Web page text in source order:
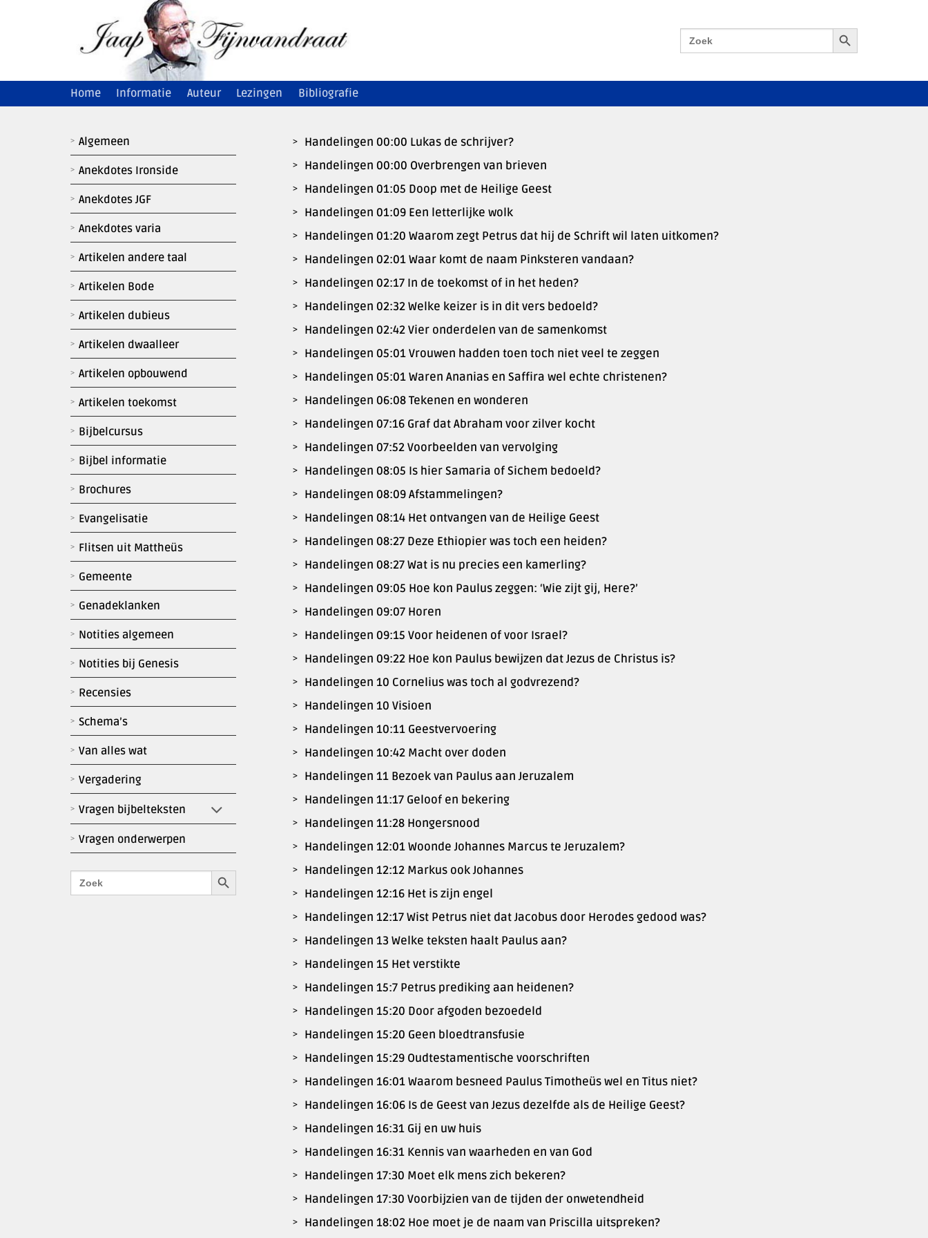
Zoek
naar:
Zoekknop
Home Informatie Auteur Lezingen Bibliografie
Algemeen
Anekdotes Ironside
Anekdotes JGF
Anekdotes varia
Artikelen andere taal
Artikelen Bode
Artikelen dubieus
Artikelen dwaalleer
Artikelen opbouwend
Artikelen toekomst
Bijbelcursus
Bijbel informatie
Brochures
Evangelisatie
Flitsen uit Mattheüs
Gemeente
Genadeklanken
Notities algemeen
Notities bij Genesis
Recensies
Schema’s
Van alles wat
Vergadering
Vragen bijbelteksten
Vragen onderwerpen
Zoek
naar:
Zoekknop
Handelingen 00:00 Lukas de schrijver?
Handelingen 00:00 Overbrengen van brieven
Handelingen 01:05 Doop met de Heilige Geest
Handelingen 01:09 Een letterlijke wolk
Handelingen 01:20 Waarom zegt Petrus dat hij de Schrift wil laten uitkomen?
Handelingen 02:01 Waar komt de naam Pinksteren vandaan?
Handelingen 02:17 In de toekomst of in het heden?
Handelingen 02:32 Welke keizer is in dit vers bedoeld?
Handelingen 02:42 Vier onderdelen van de samenkomst
Handelingen 05:01 Vrouwen hadden toen toch niet veel te zeggen
Handelingen 05:01 Waren Ananias en Saffira wel echte christenen?
Handelingen 06:08 Tekenen en wonderen
Handelingen 07:16 Graf dat Abraham voor zilver kocht
Handelingen 07:52 Voorbeelden van vervolging
Handelingen 08:05 Is hier Samaria of Sichem bedoeld?
Handelingen 08:09 Afstammelingen?
Handelingen 08:14 Het ontvangen van de Heilige Geest
Handelingen 08:27 Deze Ethiopier was toch een heiden?
Handelingen 08:27 Wat is nu precies een kamerling?
Handelingen 09:05 Hoe kon Paulus zeggen: ‘Wie zijt gij, Here?’
Handelingen 09:07 Horen
Handelingen 09:15 Voor heidenen of voor Israel?
Handelingen 09:22 Hoe kon Paulus bewijzen dat Jezus de Christus is?
Handelingen 10 Cornelius was toch al godvrezend?
Handelingen 10 Visioen
Handelingen 10:11 Geestvervoering
Handelingen 10:42 Macht over doden
Handelingen 11 Bezoek van Paulus aan Jeruzalem
Handelingen 11:17 Geloof en bekering
Handelingen 11:28 Hongersnood
Handelingen 12:01 Woonde Johannes Marcus te Jeruzalem?
Handelingen 12:12 Markus ook Johannes
Handelingen 12:16 Het is zijn engel
Handelingen 12:17 Wist Petrus niet dat Jacobus door Herodes gedood was?
Handelingen 13 Welke teksten haalt Paulus aan?
Handelingen 15 Het verstikte
Handelingen 15:7 Petrus prediking aan heidenen?
Handelingen 15:20 Door afgoden bezoedeld
Handelingen 15:20 Geen bloedtransfusie
Handelingen 15:29 Oudtestamentische voorschriften
Handelingen 16:01 Waarom besneed Paulus Timotheüs wel en Titus niet?
Handelingen 16:06 Is de Geest van Jezus dezelfde als de Heilige Geest?
Handelingen 16:31 Gij en uw huis
Handelingen 16:31 Kennis van waarheden en van God
Handelingen 17:30 Moet elk mens zich bekeren?
Handelingen 17:30 Voorbijzien van de tijden der onwetendheid
Handelingen 18:02 Hoe moet je de naam van Priscilla uitspreken?